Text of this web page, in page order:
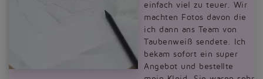
einfach viel zu teuer. Wir
machten Fotos davon die
ich dann ans Team von
Taubenweiß sendete. Ich
bekam sofort ein super
Angebot und bestellte